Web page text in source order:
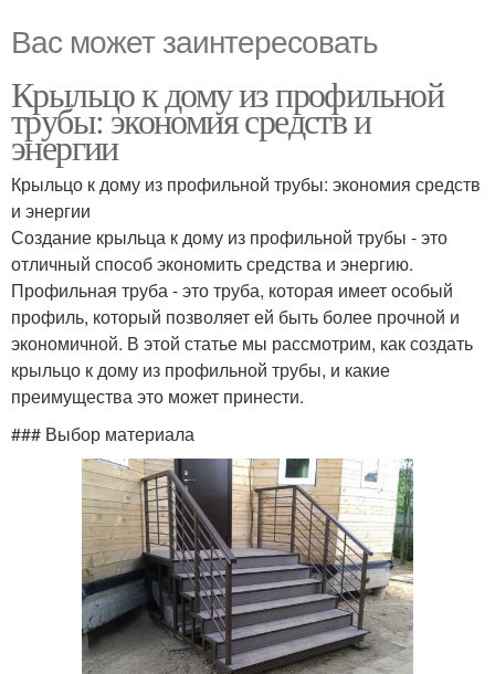
Вас может заинтересовать
Крыльцо к дому из профильной
трубы: экономия средств и
энергии
Крыльцо к дому из профильной трубы: экономия средств
и энергии
Создание крыльца к дому из профильной трубы - это
отличный способ экономить средства и энергию.
Профильная труба - это труба, которая имеет особый
профиль, который позволяет ей быть более прочной и
экономичной. В этой статье мы рассмотрим, как создать
крыльцо к дому из профильной трубы, и какие
преимущества это может принести.
### Выбор материала